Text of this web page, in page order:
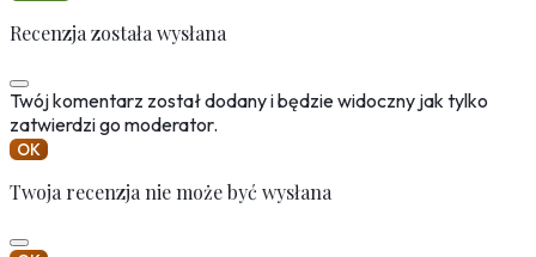
Recenzja została wysłana
Twój komentarz został dodany i będzie widoczny jak tylko
zatwierdzi go moderator.
OK
Twoja recenzja nie może być wysłana